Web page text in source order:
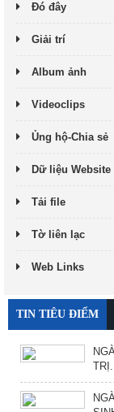
Đó đây
Giải trí
Album ảnh
Videoclips
Ủng hộ-Chia sẻ
Dữ liệu Website
Tải file
Tờ liên lạc
Web Links
TIN TIÊU ĐIỂM